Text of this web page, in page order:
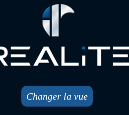
Changer la vue